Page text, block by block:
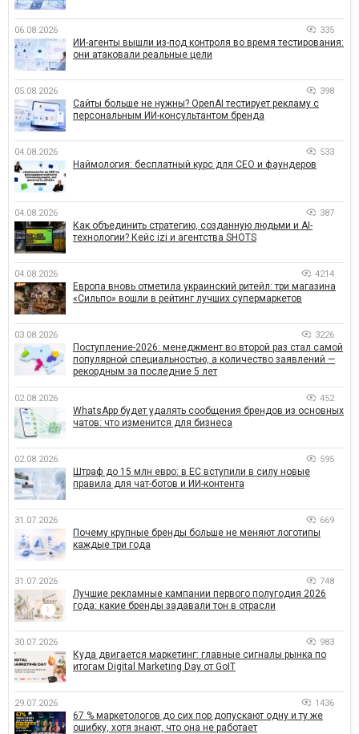
06.08.2026 335
ИИ-агенты вышли из-под контроля во время тестирования:
они атаковали реальные цели
05.08.2026 398
Сайты больше не нужны? OpenAI тестирует рекламу с
персональным ИИ-консультантом бренда
04.08.2026 533
Наймология: бесплатный курс для CEO и фаундеров
04.08.2026 387
Как объединить стратегию, созданную людьми и AI-
технологии? Кейс izi и агентства SHOTS
04.08.2026 4214
Европа вновь отметила украинский ритейл: три магазина
«Сильпо» вошли в рейтинг лучших супермаркетов
03.08.2026 3226
Поступление-2026: менеджмент во второй раз стал самой
популярной специальностью, а количество заявлений —
рекордным за последние 5 лет
02.08.2026 452
WhatsApp будет удалять сообщения брендов из основных
чатов: что изменится для бизнеса
02.08.2026 595
Штраф до 15 млн евро: в ЕС вступили в силу новые
правила для чат-ботов и ИИ-контента
31.07.2026 669
Почему крупные бренды больше не меняют логотипы
каждые три года
31.07.2026 748
Лучшие рекламные кампании первого полугодия 2026
года: какие бренды задавали тон в отрасли
30.07.2026 983
Куда двигается маркетинг: главные сигналы рынка по
итогам Digital Marketing Day от GoIT
29.07.2026 1436
67 % маркетологов до сих пор допускают одну и ту же
ошибку, хотя знают, что она не работает